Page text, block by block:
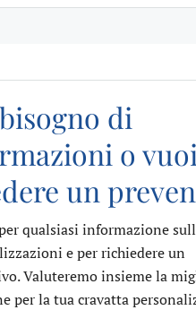
di
o vuoi
un
qualsiasi informazione
e per richiedere un
Valuteremo insieme la
per la tua cravatta